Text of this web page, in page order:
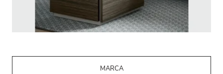
MARCA